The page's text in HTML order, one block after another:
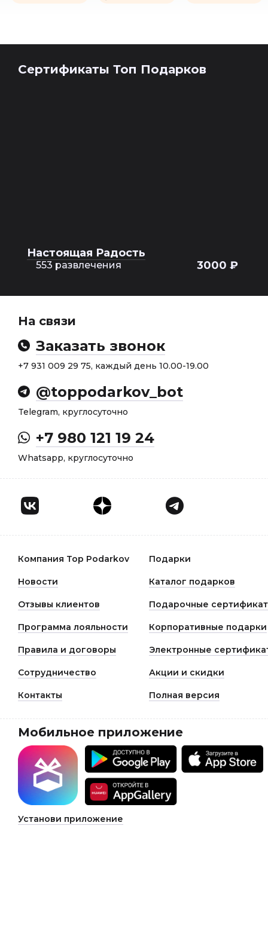
Сертификаты Топ Подарков
Настоящая Радость
553 развлечения 3000 ₽
На связи
Заказать звонок
+7 931 009 29 75, каждый день 10.00-19.00
@toppodarkov_bot
Telegram, круглосуточно
+7 980 121 19 24
Whatsapp, круглосуточно
Компания Top Podarkov Подарки
Новости Каталог подарков
Отзывы клиентов Подарочные
Программа лояльности Корпоративные подарки
Правила и договоры Электронные
Сотрудничество Акции и скидки
Контакты Полная версия
Мобильное приложение
Установи приложение